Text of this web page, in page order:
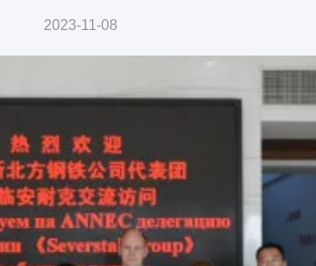
2023-11-08